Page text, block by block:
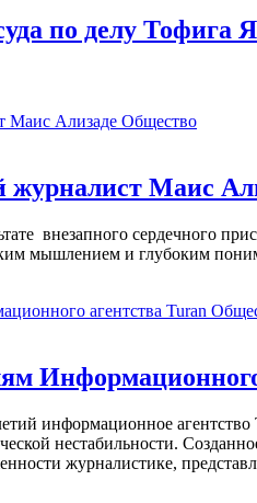
по делу Тофига
Общество
журналист Маис
внезапного сердечного
мышлением и глубоким
информационное
нестабильности.
журналистике,